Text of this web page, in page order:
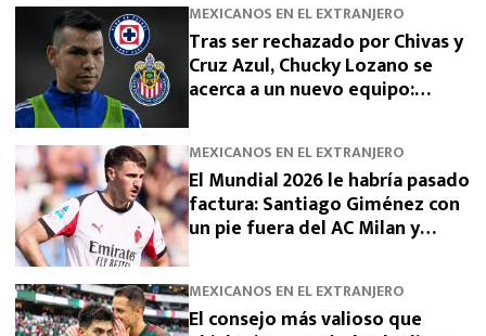
MEXICANOS EN EL EXTRANJERO
Tras ser rechazado por Chivas y
Cruz Azul, Chucky Lozano se
acerca a un nuevo equipo:
MEXICANOS EN EL EXTRANJERO
El Mundial 2026 le habría pasado
factura: Santiago Giménez con
un pie fuera del AC Milan y
MEXICANOS EN EL EXTRANJERO
El consejo más valioso que